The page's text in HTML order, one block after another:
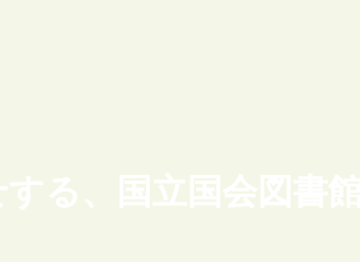
る、国立国会図書